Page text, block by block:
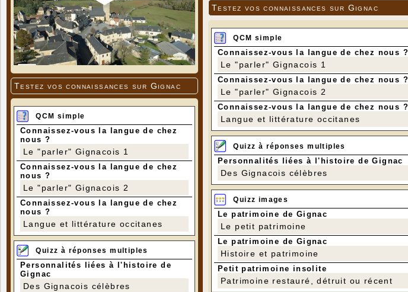
Testez vos connaissances sur Gignac
QCM simple
Connaissez-vous la langue de chez
nous ?
Le "parler" Gignacois 1
Connaissez-vous la langue de chez
nous ?
Le "parler" Gignacois 2
Connaissez-vous la langue de chez
nous ?
Langue et littérature occitanes
Quizz à réponses multiples
Personnalités liées à l'histoire de
Gignac
Des Gignacois célèbres
Testez vos connaissances sur Gignac
QCM simple
Connaissez-vous la langue de chez nous ?
Le "parler" Gignacois 1
Connaissez-vous la langue de chez nous ?
Le "parler" Gignacois 2
Connaissez-vous la langue de chez nous ?
Langue et littérature occitanes
Quizz à réponses multiples
Personnalités liées à l'histoire de Gignac
Des Gignacois célèbres
Quizz images
Le patrimoine de Gignac
Le petit patrimoine
Le patrimoine de Gignac
Histoire et patrimoine
Petit patrimoine insolite
Patrimoine restauré, détruit ou récent